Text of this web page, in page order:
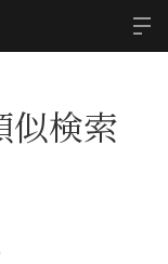
似検索